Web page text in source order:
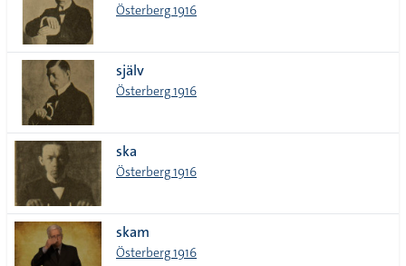
Österberg 1916
själv
Österberg 1916
ska
Österberg 1916
skam
Österberg 1916